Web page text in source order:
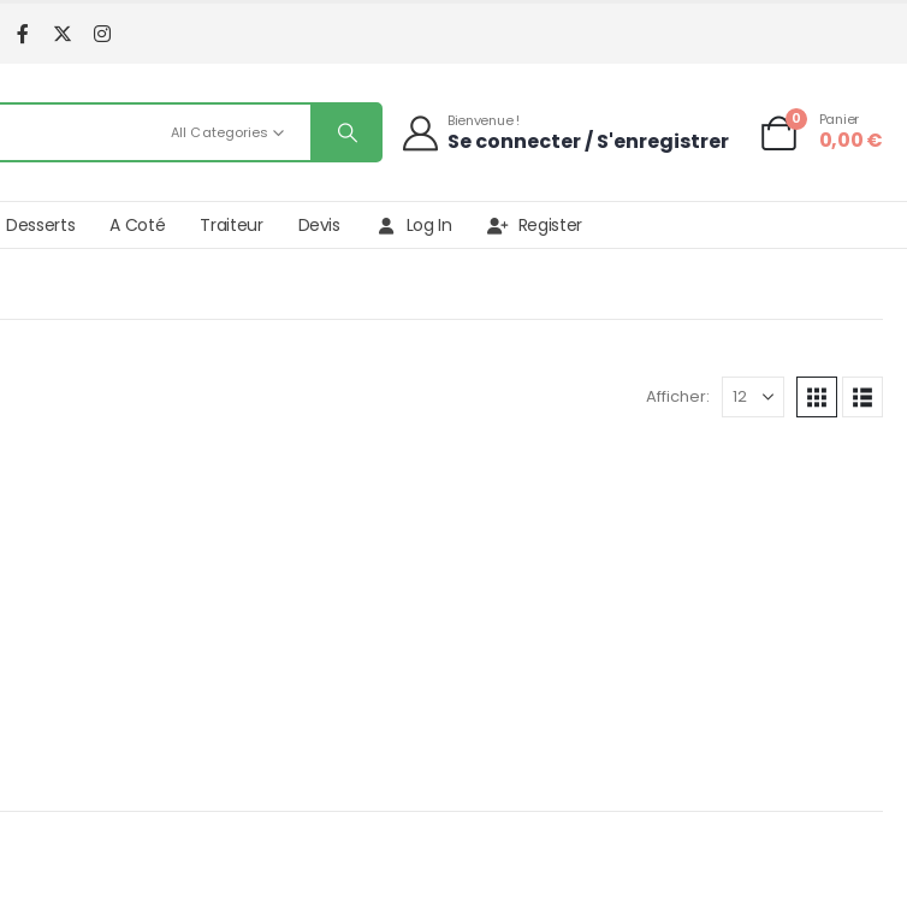
All Categories
Bienvenue !
Se connecter / S'enregistrer
0 Panier
0,00€
Desserts A Coté Traiteur Devis Log In Register
Afficher: